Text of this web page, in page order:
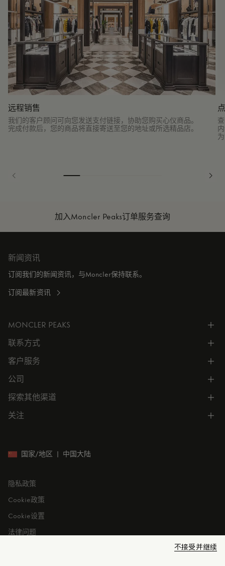
不接受并继续
远程销售
我们的客户顾问可向您发送支付链接，协助您购买心仪商品。
完成付款后，您的商品将直接寄送至您的地址或所选精品店。
加入Moncler Peaks订单服务查询
新闻资讯
订阅我们的新闻资讯，与Moncler保持联系。
订阅最新资讯
MONCLER PEAKS
了解专属权益
联系方式
电话联系 400-0362-166
联系在线客服
门店位置
预约
客户服务
所有服务
常见问题
售后服务
公司
公司信息
公司管理
投资者关系
探索其他渠道
微信小程序
关注
国家/地区 | 中国大陆
隐私政策
Cookie政策
Cookie设置
法律问题